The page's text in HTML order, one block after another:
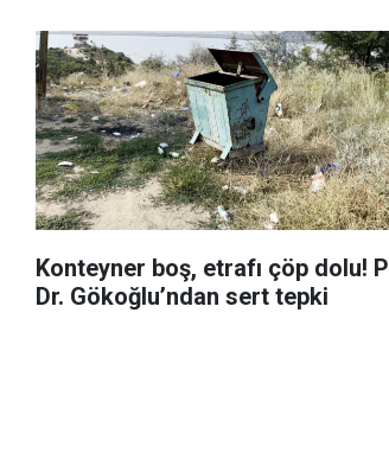
Konteyner boş, etrafı çöp dolu!
Dr. Gökoğlu’ndan sert tepki